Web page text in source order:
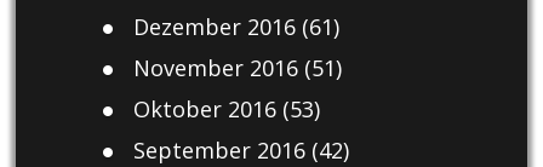
Dezember 2016(61)
November 2016(51)
Oktober 2016(53)
September 2016(42)